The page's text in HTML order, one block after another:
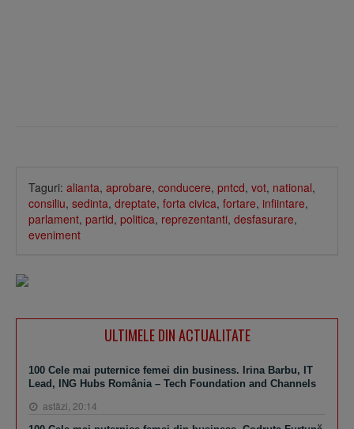
Taguri: alianta, aprobare, conducere, pntcd, vot, national,
consiliu, sedinta, dreptate, forta civica, fortare, infiintare,
parlament, partid, politica, reprezentanti, desfasurare,
eveniment
ULTIMELE DIN ACTUALITATE
100 Cele mai puternice femei din business. Irina Barbu, IT
Lead, ING Hubs România – Tech Foundation and Channels
astăzi, 20:14